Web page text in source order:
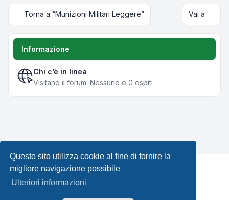
Questo sito utilizza cookie al fine di fornire la
migliore navigazione possibile
Ulteriori informazioni
Torna a “Munizioni Militari Leggere” Vai a
Informazione
Chi c’è in linea
Visitano il forum: Nessuno e 0 ospiti
Creato daphpBB® Forum Software © phpBB Limited •